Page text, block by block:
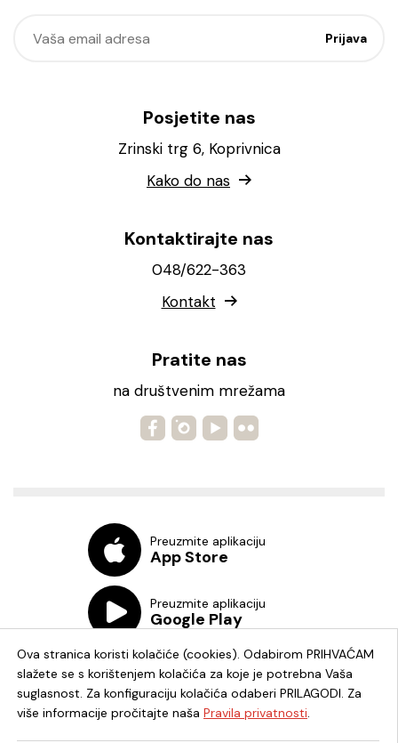
Posjetite nas
Zrinski trg 6, Koprivnica
Kako do nas
Kontaktirajte nas
048/622-363
Kontakt
Pratite nas
na društvenim mrežama
Preuzmite aplikaciju
App Store
Preuzmite aplikaciju
Google Play
Ova stranica koristi kolačiće (cookies). Odabirom PRIHVAĆAM
slažete se s korištenjem kolačića za koje je potrebna Vaša
suglasnost. Za konfiguraciju kolačića odaberi PRILAGODI. Za
više informacije pročitajte naša Pravila privatnosti.